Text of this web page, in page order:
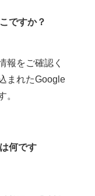
ですか？
報をご確認く
まれたGoogle
。
何です